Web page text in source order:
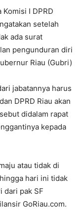
Komisi I DPRD
setelah
ada surat
pengunduran diri
Riau (Gubri)
jabatannya harus
DPRD Riau akan
didalam rapat
kepada
atau tidak di
hari ini tidak
dari pak SF
GoRiau.com.